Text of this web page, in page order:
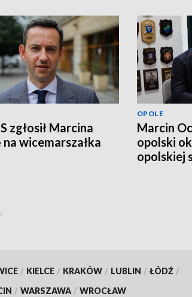
zgłosił Marcina
na wicemarszałka
OPOLE
Marcin
opolski
opolskiej
/ KIELCE / KRAKÓW / LUBLIN / ŁÓDŹ /
/ WARSZAWA / WROCŁAW